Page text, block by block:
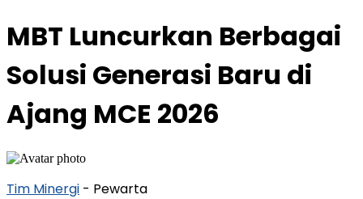
MBT Luncurkan Berbagai
Solusi Generasi Baru di
Ajang MCE 2026
Tim Minergi - Pewarta